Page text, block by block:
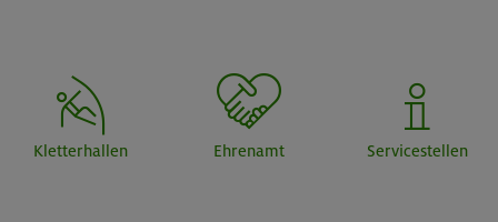
Kletterhallen Ehrenamt Servicestellen